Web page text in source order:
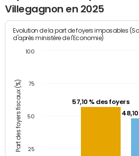
Villegagnon en 2025
Part des foyers fiscaux (%)
Evolution de la part de foyers imposables
d'après ministère de l'Economie)
57,10 % des foyers
25
50
75
100